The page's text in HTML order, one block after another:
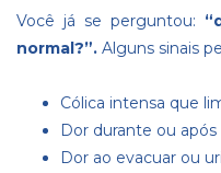
Você já se perguntou:
normal?”. Alguns sinais
Cólica intensa que
Dor durante ou após
Dor ao evacuar ou